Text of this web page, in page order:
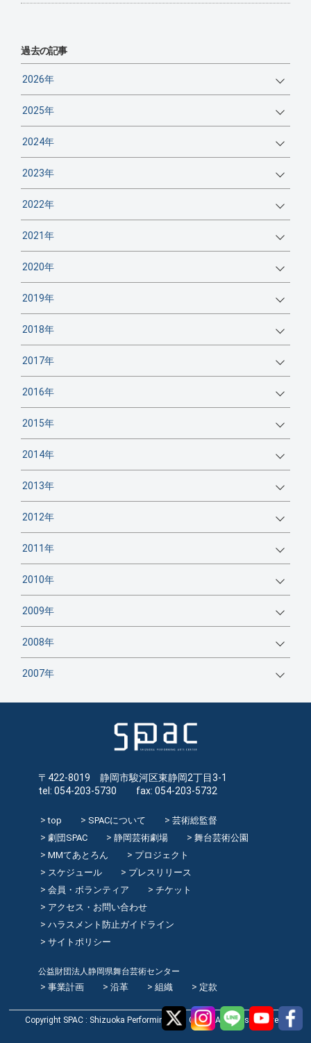
過去の記事
2026年
2025年
2024年
2023年
2022年
2021年
2020年
2019年
2018年
2017年
2016年
2015年
2014年
2013年
2012年
2011年
2010年
2009年
2008年
2007年
〒422-8019 静岡市駿河区東静岡2丁目3-1
tel: 054-203-5730 fax: 054-203-5732
top SPACについて
芸術総監督
劇団SPAC
静岡芸術劇場
舞台芸術公園
MMてあとろん
プロジェクト
スケジュール
プレスリリース
会員・ボランティア
チケット
アクセス・お問い合わせ
ハラスメント防止ガイドライン
サイトポリシー
公益財団法人静岡県舞台芸術センター
事業計画 沿革 組織 定款
Copyright SPAC : Shizuoka Performing Arts Center All rights reserved.